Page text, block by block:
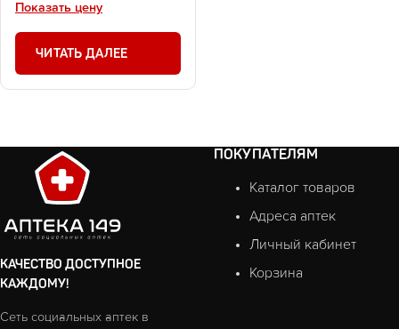
Показать цену
ЧИТАТЬ ДАЛЕЕ
КАЧЕСТВО ДОСТУПНОЕ
КАЖДОМУ!
Сеть социальных аптек в
ПОКУПАТЕЛЯМ
Каталог товаров
Адреса аптек
Личный кабинет
Корзина